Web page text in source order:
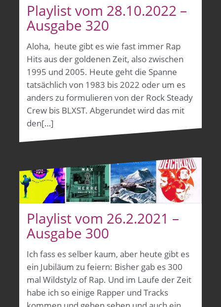
Playlist vom 28.10.2022 –
Ausgabe 320
Aloha, heute gibt es wie fast immer Rap
Hits aus der goldenen Zeit, also zwischen
1995 und 2005. Heute geht die Spanne
tatsächlich von 1983 bis 2022 oder um es
anders zu formulieren von der Rock Steady
Crew bis BLXST. Abgerundet wird das mit
den[…]
Playlist vom 26.2.2021 –
Ausgabe 300
Ich fass es selber kaum, aber heute gibt es
ein Jubiläum zu feiern: Bisher gab es 300
mal Wildstylz of Rap. Und im Laufe der Zeit
habe ich so einige Rapper und Tracks